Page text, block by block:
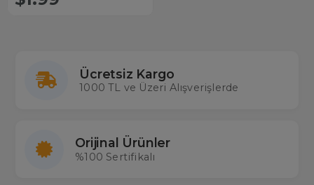
Tuşlu Lcd Led Tv Kumandası
Ücretsiz Kargo
1000 TL ve Üzeri Alışverişlerde
Orijinal Ürünler
%100 Sertifikalı